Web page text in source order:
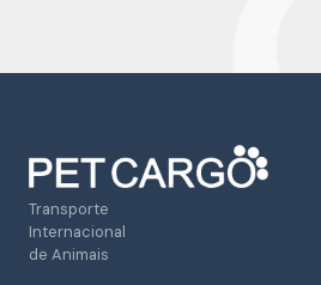
Transporte
Internacional
de Animais